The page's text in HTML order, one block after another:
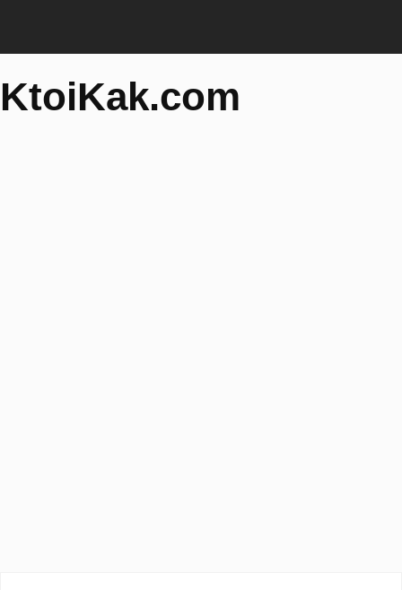
KtoiKak.com